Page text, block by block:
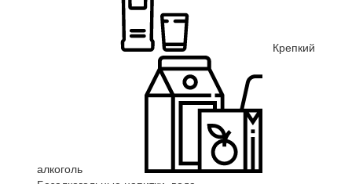
Крепкий
алкоголь